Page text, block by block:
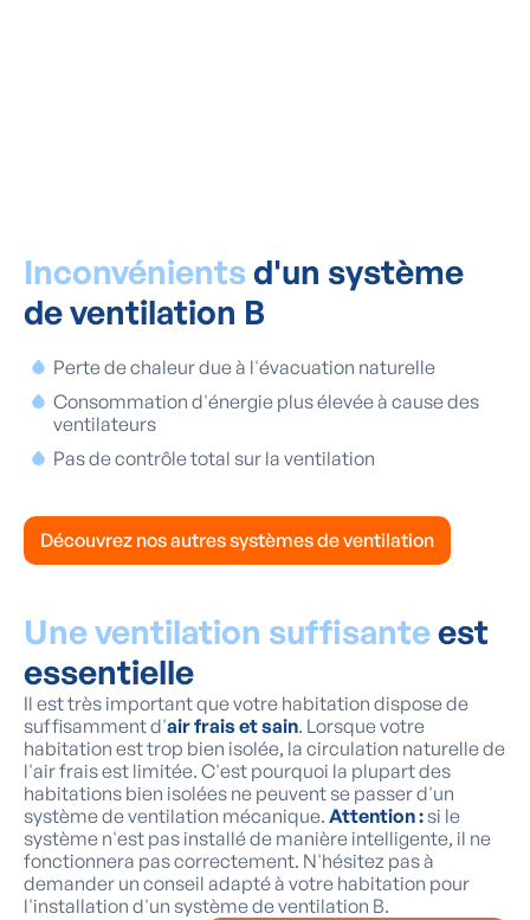
Inconvénientsd'un système
de ventilation B
Perte de chaleur due à l'évacuation naturelle
Consommation d'énergie plus élevée à cause des
ventilateurs
Pas de contrôle total sur la ventilation
Découvrez nos autres systèmes de ventilation
Une ventilation suffisanteest
essentielle
Il est très important que votre habitation dispose de
suffisamment d'air frais et sain. Lorsque votre
habitation est trop bien isolée, la circulation naturelle de
l'air frais est limitée. C'est pourquoi la plupart des
habitations bien isolées ne peuvent se passer d'un
système de ventilation mécanique. Attention :si le
système n'est pas installé de manière intelligente, il ne
fonctionnera pas correctement. N'hésitez pas à
demander un conseil adapté à votre habitation pour
l'installation d'un système de ventilation B.